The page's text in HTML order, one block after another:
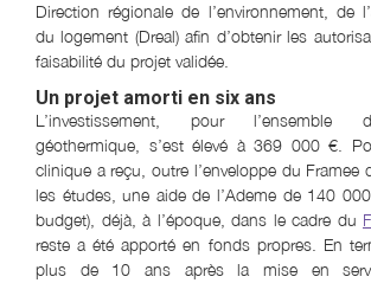
Direction régionale de l’environnement, de
du logement (Dreal) afin d’obtenir les
faisabilité du projet validée.
Un projet amorti en six ans
L’investissement, pour l’ensemble
géothermique, s’est élevé à 369 000 €.
clinique a reçu, outre l’enveloppe du
les études, une aide de l’Ademe de 140
budget), déjà, à l’époque, dans le cadre du
reste a été apporté en fonds propres. En
plus de 10 ans après la mise en